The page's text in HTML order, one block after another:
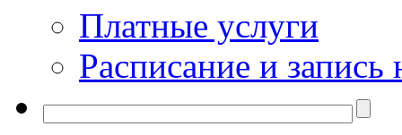
Платные услуги
Расписание и запись